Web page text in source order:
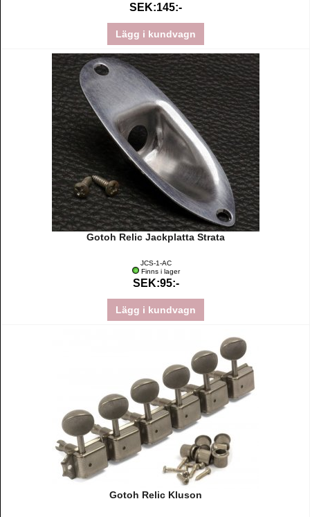
SEK:145:-
Lägg i kundvagn
Gotoh Relic Jackplatta Strata
JCS-1-AC
Finns i lager
SEK:95:-
Lägg i kundvagn
Gotoh Relic Kluson